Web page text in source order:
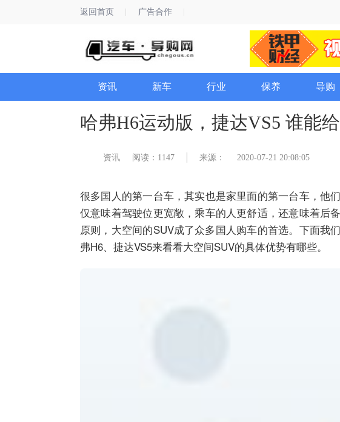
返回首页 广告合作
资讯 新车 行业 保养 导购
哈弗H6运动版，捷达VS5 谁能
资讯 阅读：1147 来源： 2020-07-21 20:08:05
很多国人的第一台车，其实也是家里面的第一台车，他
仅意味着驾驶位更宽敞，乘车的人更舒适，还意味着后
原则，大空间的SUV成了众多国人购车的首选。下面我
弗H6、捷达VS5来看看大空间SUV的具体优势有哪些。